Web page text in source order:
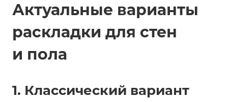
Актуальные варианты
раскладки для стен
и пола
1. Классический вариант